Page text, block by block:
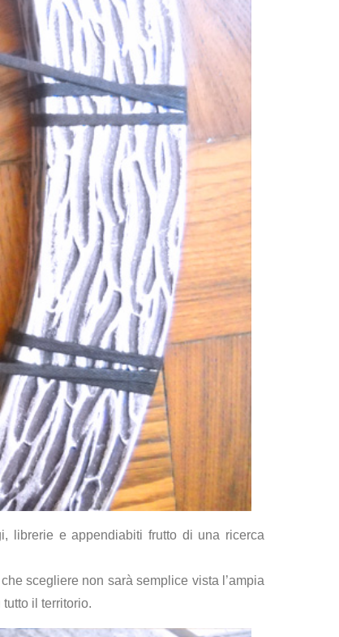
librerie e appendiabiti frutto di una ricerca
scegliere non sarà semplice vista l’ampia
il territorio.